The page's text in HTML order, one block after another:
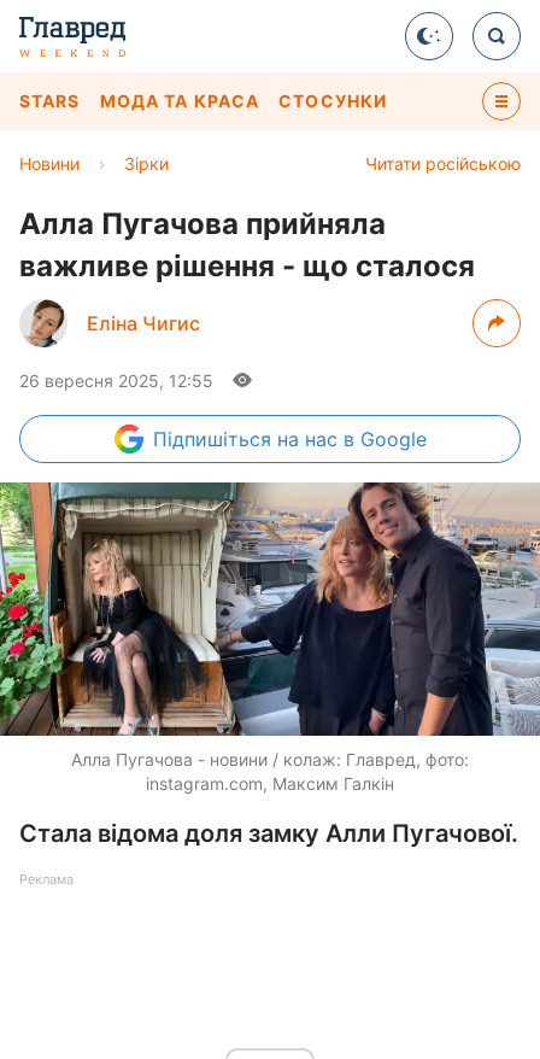
STARS МОДА ТА КРАСА СТОСУНКИ
Читати російською
Новини › Зірки
Алла Пугачова прийняла
важливе рішення - що сталося
Еліна Чигис
26 вересня 2025, 12:55
Підпишіться на нас в Google
Алла Пугачова - новини / колаж: Главред, фото:
instagram.com, Максим Галкін
Стала відома доля замку Алли Пугачової.
Реклама